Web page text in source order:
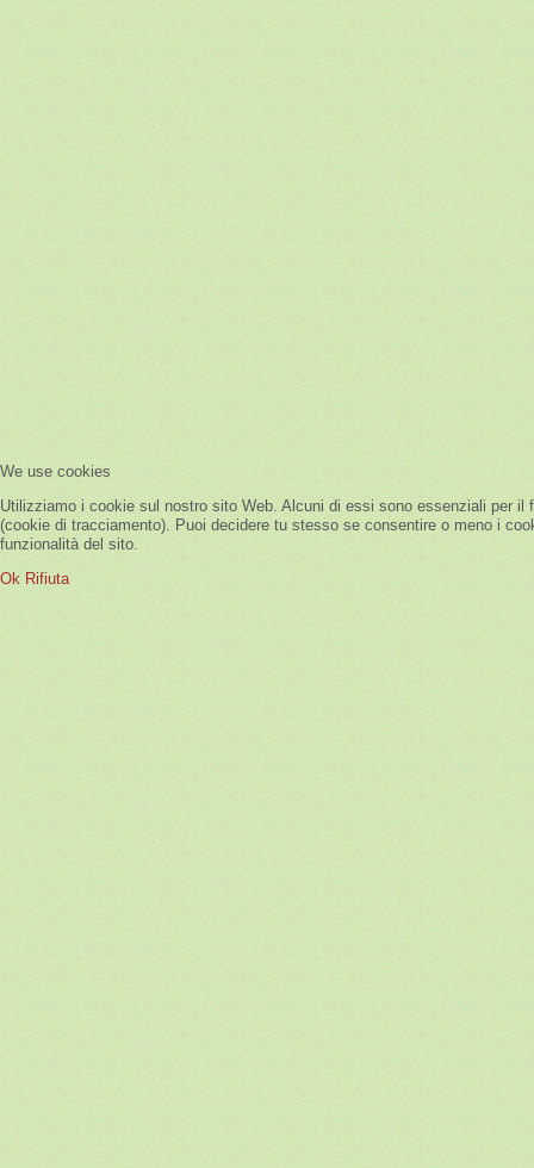
We use cookies
Utilizziamo i cookie sul nostro sito Web. Alcuni di essi sono essenziali per
(cookie di tracciamento). Puoi decidere tu stesso se consentire o meno i
funzionalità del sito.
Ok Rifiuta